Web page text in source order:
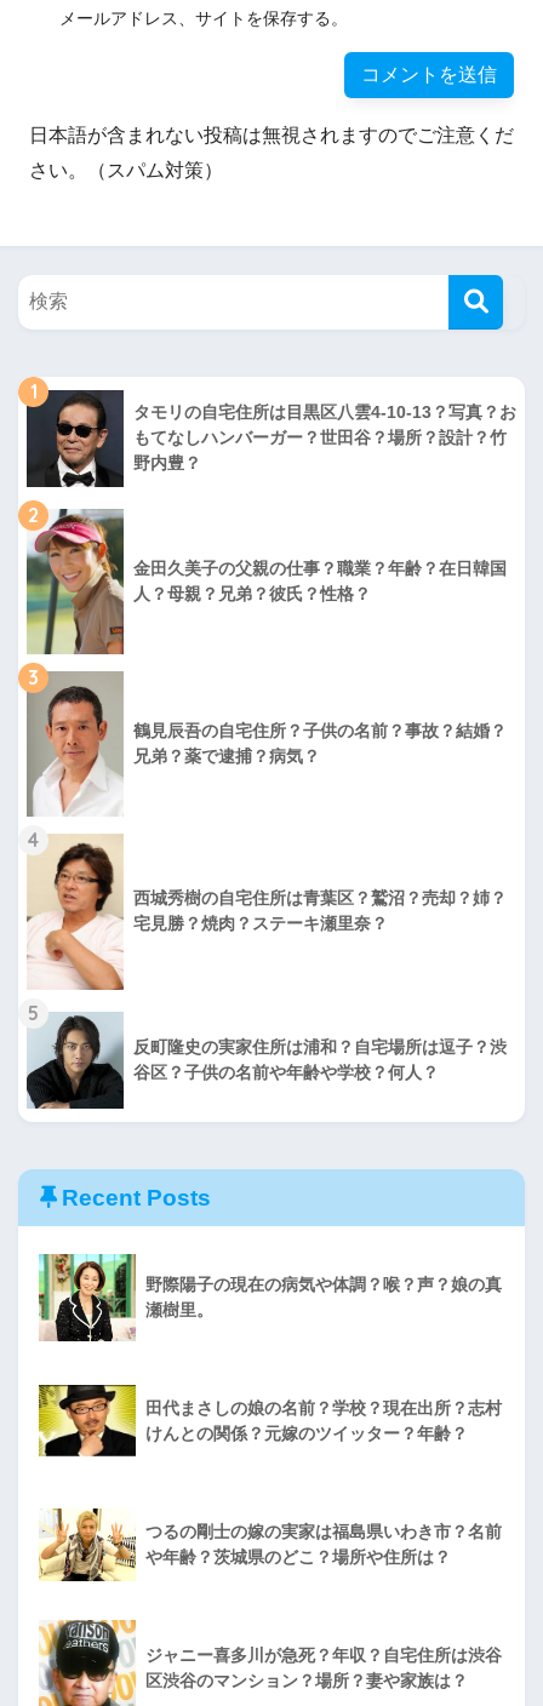
メールアドレス、サイトを保存する。
日本語が含まれない投稿は無視されますのでご注意くだ
さい。（スパム対策）
1
タモリの自宅住所は目黒区八雲4-10-13？写真？お
もてなしハンバーガー？世田谷？場所？設計？竹
野内豊？
2
金田久美子の父親の仕事？職業？年齢？在日韓国
人？母親？兄弟？彼氏？性格？
3
鶴見辰吾の自宅住所？子供の名前？事故？結婚？
兄弟？薬で逮捕？病気？
4
西城秀樹の自宅住所は青葉区？鷲沼？売却？姉？
宅見勝？焼肉？ステーキ瀬里奈？
5
反町隆史の実家住所は浦和？自宅場所は逗子？渋
谷区？子供の名前や年齢や学校？何人？
Recent Posts
野際陽子の現在の病気や体調？喉？声？娘の真
瀬樹里。
田代まさしの娘の名前？学校？現在出所？志村
けんとの関係？元嫁のツイッター？年齢？
つるの剛士の嫁の実家は福島県いわき市？名前
や年齢？茨城県のどこ？場所や住所は？
ジャニー喜多川が急死？年収？自宅住所は渋谷
区渋谷のマンション？場所？妻や家族は？